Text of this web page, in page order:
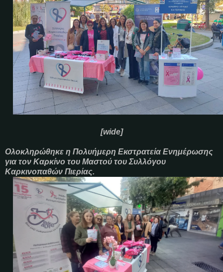
[wide]
Ολοκληρώθηκε η Πολυήμερη Εκστρατεία Ενημέρωσης
για τον Καρκίνο του Μαστού του Συλλόγου
Καρκινοπαθών Πιερίας.